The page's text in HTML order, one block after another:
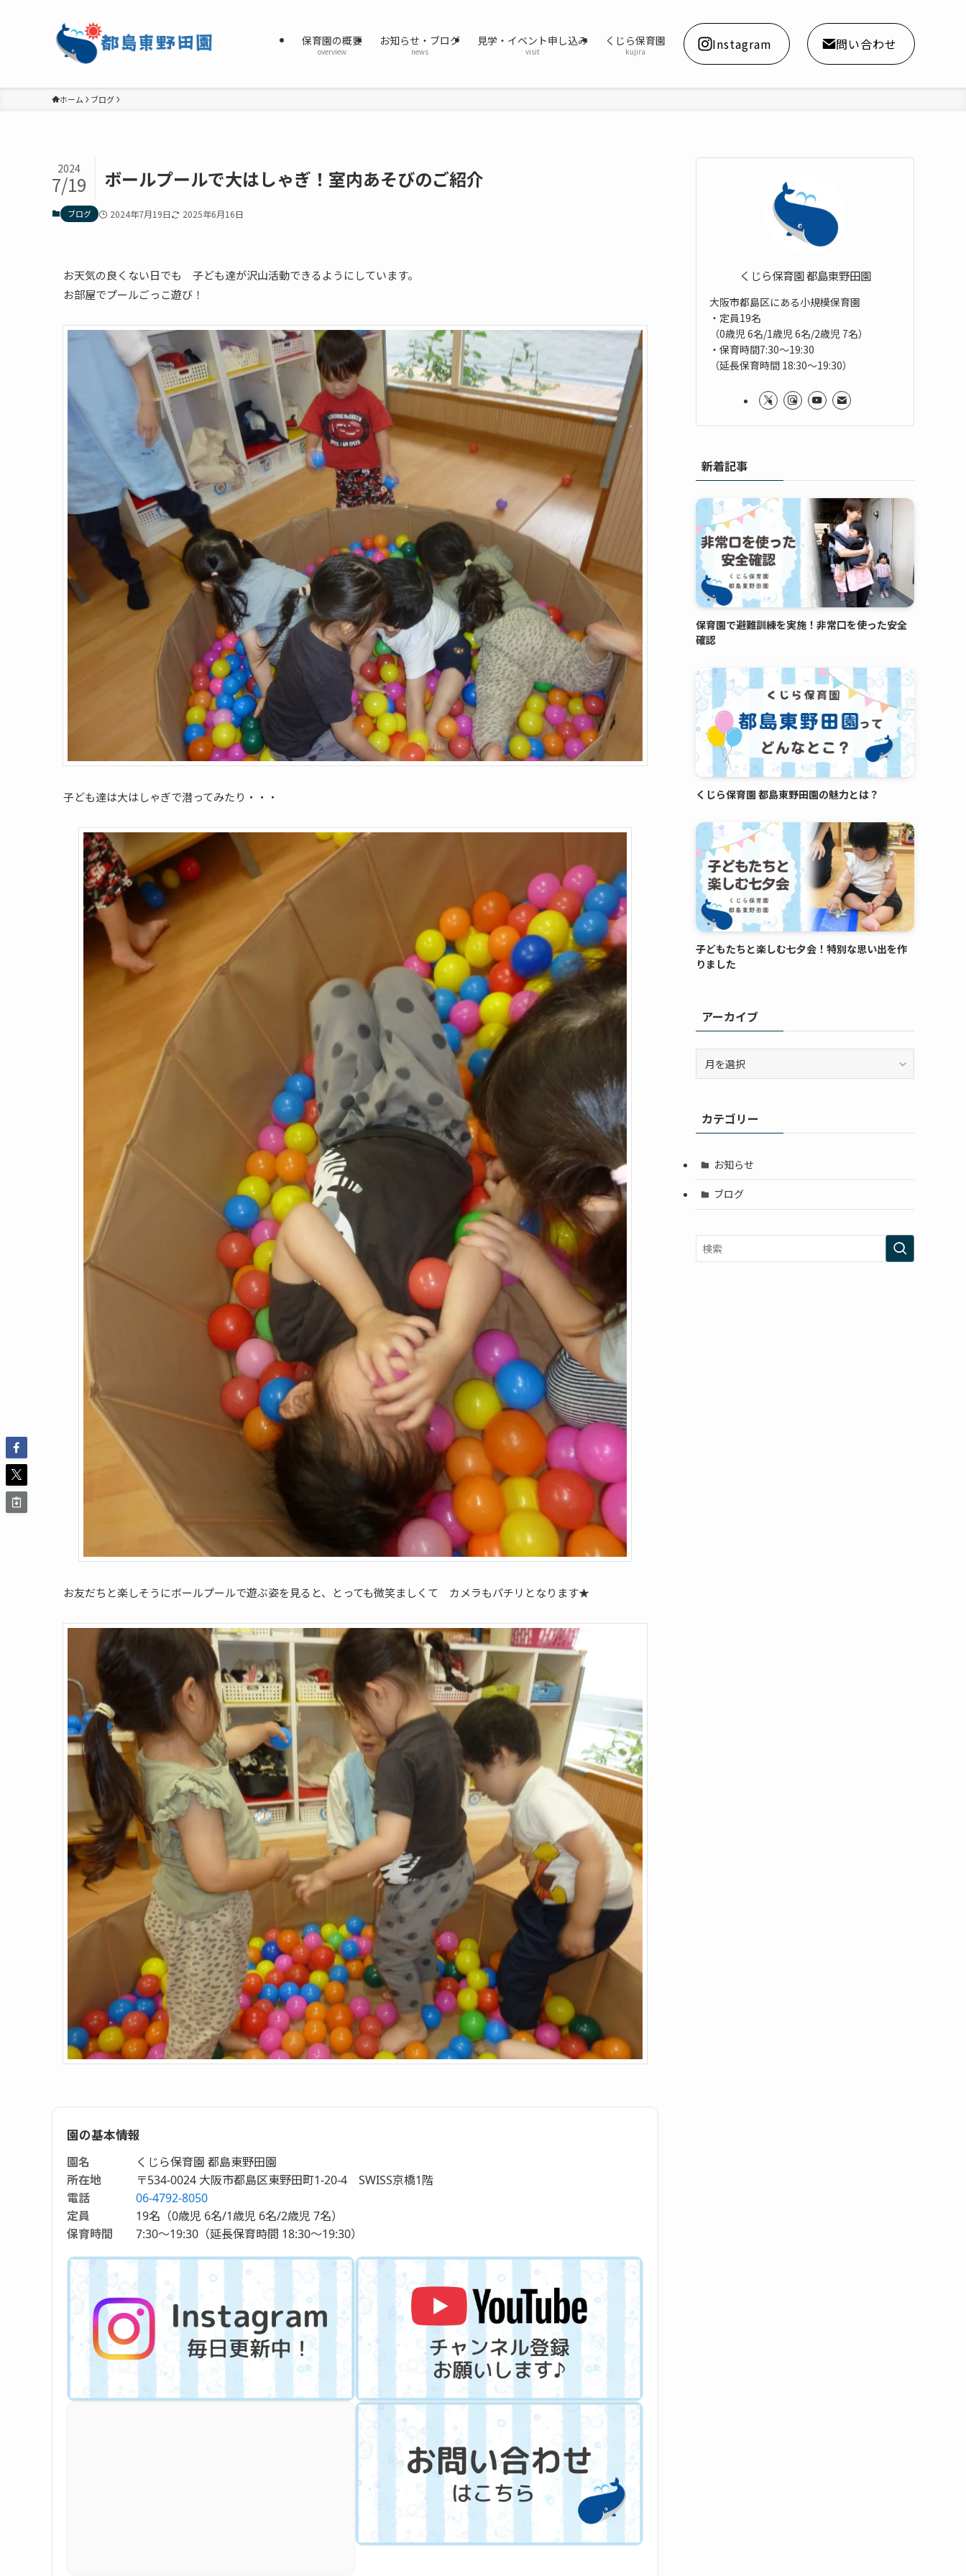
保育園の概要
overview
お知らせ・ブログ
news
見学・イベント申し込み
visit
くじら保育園
kujira Instagram 問い合わせ
ホーム ブログ
ボールプールで大はしゃぎ！室内あそびのご紹介
2024
7/19
ブログ 2024年7月19日 2025年6月16日
お天気の良くない日でも 子ども達が沢山活動できるようにしています。
お部屋でプールごっこ遊び！
子ども達は大はしゃぎで潜ってみたり・・・
お友だちと楽しそうにボールプールで遊ぶ姿を見ると、とっても微笑ましくて カメラもパチリとなります★
園の基本情報
園名
くじら保育園 都島東野田園
所在地
〒534-0024 大阪市都島区東野田町1-20-4 SWISS京橋1階
電話
06-4792-8050
定員
19名（0歳児 6名/1歳児 6名/2歳児 7名）
保育時間
7:30～19:30（延長保育時間 18:30～19:30）
くじら保育園 都島東野田園
大阪市都島区にある小規模保育園
・定員19名
（0歳児 6名/1歳児 6名/2歳児 7名）
・保育時間7:30～19:30
（延長保育時間 18:30～19:30）
新着記事
保育園で避難訓練を実施！非常口を使った安全
確認
くじら保育園 都島東野田園の魅力とは？
子どもたちと楽しむ七夕会！特別な思い出を作
りました
アーカイブ
ブカテゴリー
お知らせ
ブログ